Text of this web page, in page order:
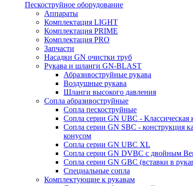
Пескоструйное оборудование
Аппараты
Комплектация LIGHT
Комплектация PRIME
Комплектация PRO
Запчасти
Насадки GN очистки труб
Рукава и шланги GN-BLAST
Абразивоструйные рукава
Воздушные рукава
Шланги высокого давления
Сопла абразивоструйные
Сопла пескоструйные
Сопла серии GN UBC - Классическая
Сопла серии GN SBC - конструкция
конусом
Сопла серии GN UBC XL
Сопла серии GN DVBC с двойным
Сопла серии GN GBC (вставки в
Специальные сопла
Комплектующие к рукавам